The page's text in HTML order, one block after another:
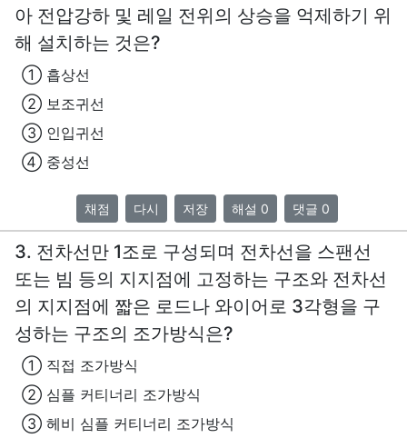
아 전압강하 및 레일 전위의 상승을 억제하기 위
해 설치하는 것은?
① 흡상선
② 보조귀선
③ 인입귀선
④ 중성선
채점 다시 저장 해설 0 댓글 0
3. 전차선만 1조로 구성되며 전차선을 스팬선
또는 빔 등의 지지점에 고정하는 구조와 전차선
의 지지점에 짧은 로드나 와이어로 3각형을 구
성하는 구조의 조가방식은?
① 직접 조가방식
② 심플 커티너리 조가방식
③ 헤비 심플 커티너리 조가방식